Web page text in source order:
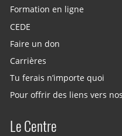
Formation en ligne
CEDE
Faire un don
Carrières
Tu ferais n’importe quoi
Pour offrir des liens vers
Le Centre